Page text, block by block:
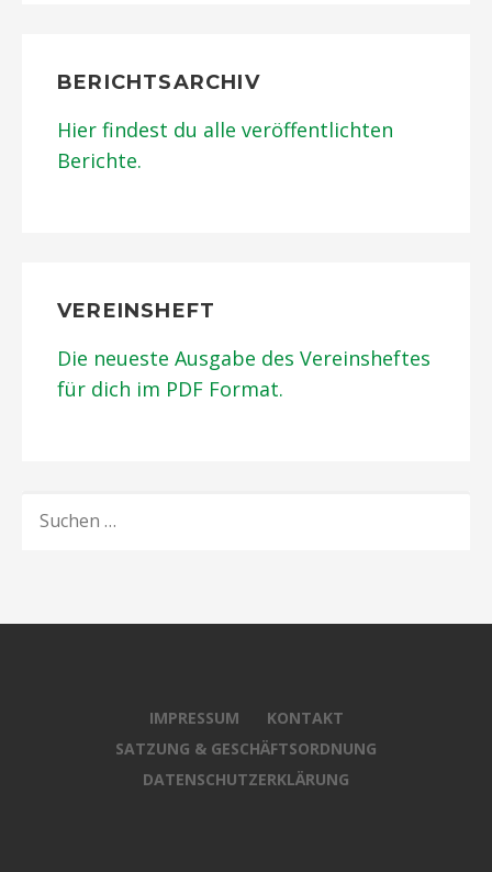
BERICHTSARCHIV
Hier findest du alle veröffentlichten
Berichte.
VEREINSHEFT
Die neueste Ausgabe des Vereinsheftes
für dich im PDF Format.
NACH:
IMPRESSUM
KONTAKT
SATZUNG & GESCHÄFTSORDNUNG
DATENSCHUTZERKLÄRUNG